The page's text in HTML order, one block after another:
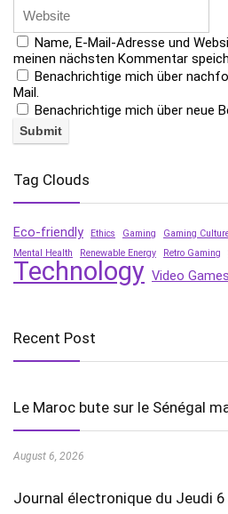
Name, E-Mail-Adresse und
meinen nächsten Kommentar
Benachrichtige mich über
Mail.
Benachrichtige mich über neue
Tag Clouds
Eco-friendly Ethics Gaming Gaming
Mental Health
Renewable Energy Retro Gaming
Technology Video Games
Recent Post
Le Maroc bute sur le Sénégal
August 6, 2026
Journal électronique du Jeudi